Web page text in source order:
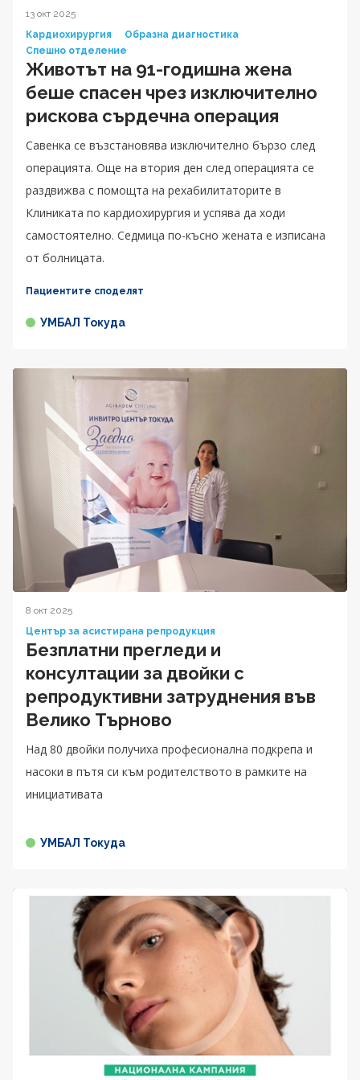
13 окт 2025
Кардиохирургия
Образна диагностика
Спешно отделение
Животът на 91-годишна жена
беше спасен чрез изключително
рискова сърдечна операция
Савенка се възстановява изключително бързо след
операцията. Още на втория ден след операцията се
раздвижва с помощта на рехабилитаторите в
Клиниката по кардиохирургия и успява да ходи
самостоятелно. Седмица по-късно жената е изписана
от болницата.
Пациентите споделят
УМБАЛ Токуда
8 окт 2025
Център за асистирана репродукция
Безплатни прегледи и
консултации за двойки с
репродуктивни затруднения във
Велико Търново
Над 80 двойки получиха професионална подкрепа и
насоки в пътя си към родителството в рамките на
инициативата
УМБАЛ Токуда